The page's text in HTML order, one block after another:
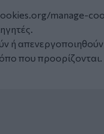
manage-
ή απενεργοποιηθούν,
που προορίζονται.